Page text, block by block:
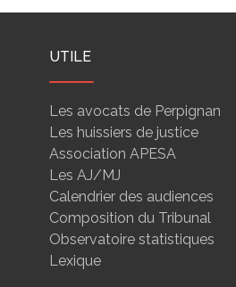
UTILE
Les avocats de Perpignan
Les huissiers de justice
Association APESA
Les AJ/MJ
Calendrier des audiences
Composition du Tribunal
Observatoire statistiques
Lexique